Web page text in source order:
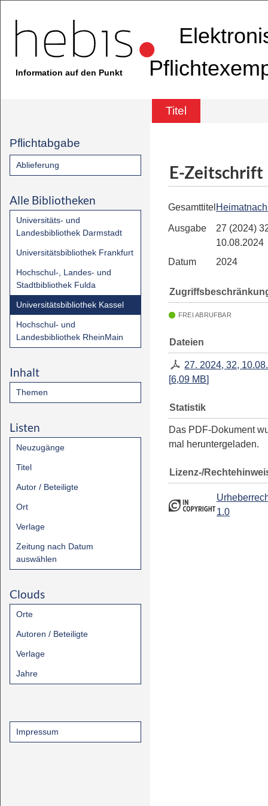
Information auf den Punkt
Titel
Pflichtabgabe
Ablieferung
Alle Bibliotheken
Universitäts- und
Landesbibliothek Darmstadt
Universitätsbibliothek Frankfurt
Hochschul-, Landes- und
Stadtbibliothek Fulda
Universitätsbibliothek Kassel
Hochschul- und
Landesbibliothek RheinMain
Inhalt
Themen
Listen
Neuzugänge
Titel
Autor / Beteiligte
Ort
Verlage
Zeitung nach Datum
auswählen
Clouds
Orte
Autoren / Beteiligte
Verlage
Jahre
Impressum
E-Zeitschrift
Gesamttitel
Ausgabe
27 (2024)
10.08.2024
Datum
2024
FREI ABRUFBAR
Dateien
27. 2024, 32,
[6,09 MB]
Statistik
Das PDF-Dokument
mal heruntergeladen.
Lizenz-/
1.0